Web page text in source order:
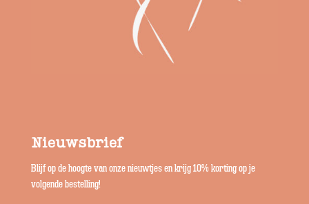
Nieuwsbrief
Blijf op de hoogte van onze nieuwtjes en krijg 10% korting op je
volgende bestelling!